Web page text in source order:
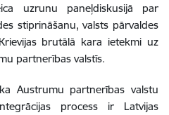
uzrunu paneļdiskusijā par
stiprināšanu, valsts pārvaldes
brutālā kara ietekmi uz
partnerības valstīs.
Austrumu partnerības valstu
process ir Latvijas